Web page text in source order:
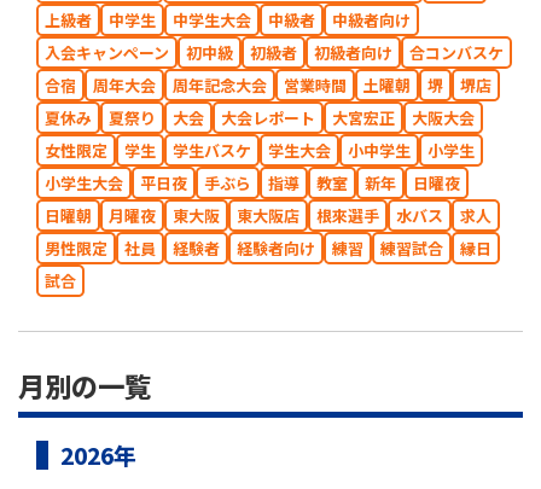
上級者
中学生 中学生大会 中級者
中級者向け
入会キャンペーン
初中級 初級者 初級者向け
合コンバスケ
合宿
周年大会 周年記念大会 営業時間 土曜朝 堺
堺店
夏休み
夏祭り 大会 大会レポート 大宮宏正
大阪大会
女性限定
学生 学生バスケ 学生大会 小中学生
小学生
小学生大会
平日夜 手ぶら 指導 教室 新年
日曜夜
日曜朝
月曜夜 東大阪 東大阪店 根來選手 水バス
求人
男性限定
社員 経験者 経験者向け 練習 練習試合
縁日
試合
月別の一覧
2026年